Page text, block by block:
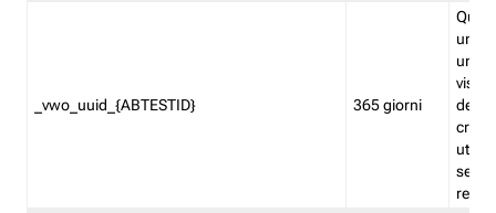
_vwo_uuid_{ABTESTID} 365 giorni
un
del